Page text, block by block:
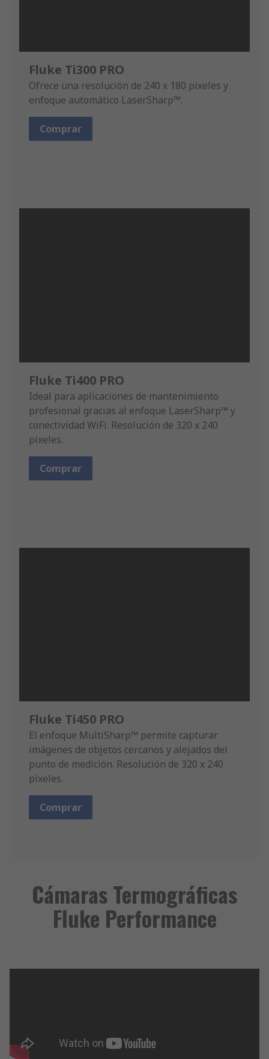
Fluke Ti300 PRO
Ofrece una resolución de 240 x 180 píxeles y
enfoque automático LaserSharp™.
Comprar
Fluke Ti400 PRO
Ideal para aplicaciones de mantenimiento
profesional gracias al enfoque LaserSharp™ y
conectividad WiFi. Resolución de 320 x 240
píxeles.
Comprar
Fluke Ti450 PRO
El enfoque MultiSharp™ permite capturar
imágenes de objetos cercanos y alejados del
punto de medición. Resolución de 320 x 240
píxeles.
Comprar
Cámaras Termográficas
Fluke Performance